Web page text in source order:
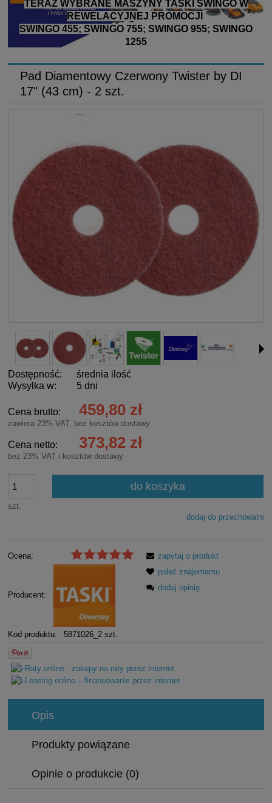
TERAZ WYBRANE MASZYNY TASKI SWINGO W
REWELACYJNEJ PROMOCJI
SWINGO 455; SWINGO 755; SWINGO 955; SWINGO
1255
Pad Diamentowy Czerwony Twister by DI
17" (43 cm) - 2 szt.
Dostępność:
średnia ilość
Wysyłka w:
5 dni
Cena brutto: 459,80 zł
zawiera 23% VAT, bez kosztów dostawy
Cena netto: 373,82 zł
bez 23% VAT i kosztów dostawy
szt.
do koszyka
dodaj do przechowalni
Ocena:
Producent:
Kod produktu: 5871026_2 szt.
zapytaj o produkt
poleć znajomemu
dodaj opinię
Opis
Produkty powiązane
Opinie o produkcie (0)